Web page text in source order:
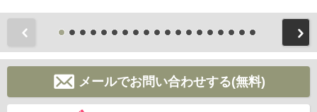
メールでお問い合わせする(無料)